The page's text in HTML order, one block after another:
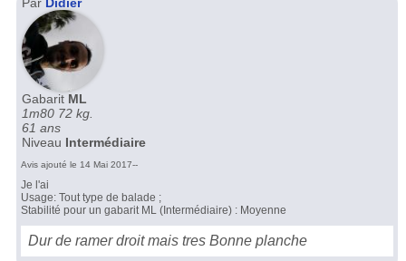
Gabarit ML
1m80 72 kg.
61 ans
Niveau Intermédiaire
Avis ajouté le 14 Mai 2017--
Je l'ai
Usage: Tout type de balade ;
Stabilité pour un gabarit ML (Intermédiaire) : Moyenne
Dur de ramer droit mais tres Bonne planche